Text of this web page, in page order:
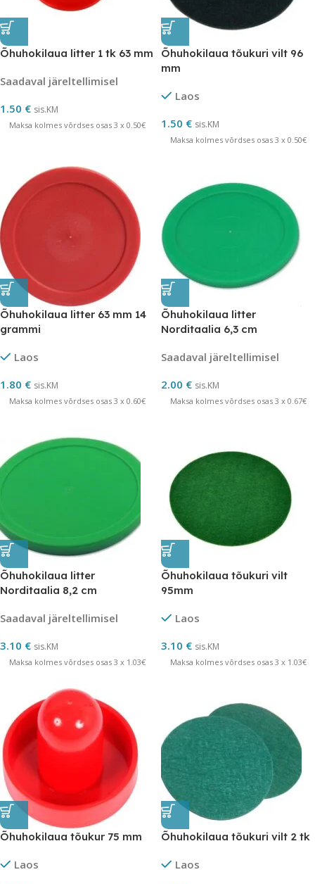
Õhuhokilaua litter 1 tk 63 mm
Saadaval järeltellimisel
1.50 € sis.KM
Maksa kolmes võrdses osas 3 x 0.50€
Õhuhokilaua tõukuri vilt 96
mm
Laos
1.50 € sis.KM
Maksa kolmes võrdses osas 3 x 0.50€
Õhuhokilaua litter 63 mm 14
grammi
Laos
1.80 € sis.KM
Maksa kolmes võrdses osas 3 x 0.60€
Õhuhokilaua litter
Norditaalia 6,3 cm
Saadaval järeltellimisel
2.00 € sis.KM
Maksa kolmes võrdses osas 3 x 0.67€
Õhuhokilaua litter
Norditaalia 8,2 cm
Saadaval järeltellimisel
3.10 € sis.KM
Maksa kolmes võrdses osas 3 x 1.03€
Õhuhokilaua tõukuri vilt
95mm
Laos
3.10 € sis.KM
Maksa kolmes võrdses osas 3 x 1.03€
Õhuhokilaua tõukur 75 mm
Laos
Õhuhokilaua tõukuri vilt 2 tk
Laos